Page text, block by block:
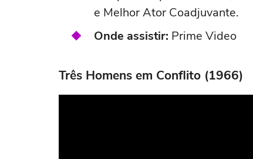
e Melhor Ator Coadjuvante.
Onde assistir: Prime Video
Três Homens em Conflito (1966)